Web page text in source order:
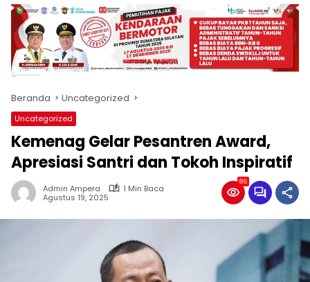
produk
antara
lain
mampu
menjadi
komunikasi
usaha
(beriklan),
fokus
pada
pemberitaan
nasional
maupun
international,
Beranda Uncategorized
Uncategorized
Kemenag Gelar Pesantren Award,
Apresiasi Santri dan Tokoh Inspiratif
Admin Ampera
1 Min Baca
Agustus 19, 2025
86